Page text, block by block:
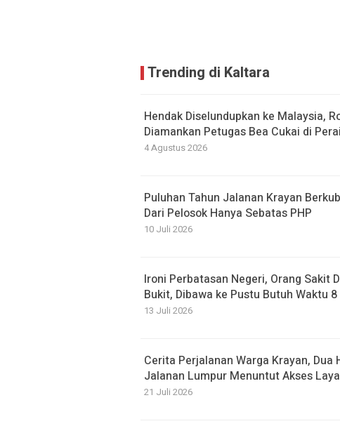
Trending di Kaltara
Hendak Diselundupkan ke Malaysia,
Diamankan Petugas Bea Cukai di
4 Agustus 2026
Puluhan Tahun Jalanan Krayan
Dari Pelosok Hanya Sebatas PHP
10 Juli 2026
Ironi Perbatasan Negeri, Orang Sakit
Bukit, Dibawa ke Pustu Butuh Waktu
13 Juli 2026
Cerita Perjalanan Warga Krayan,
Jalanan Lumpur Menuntut Akses
21 Juli 2026